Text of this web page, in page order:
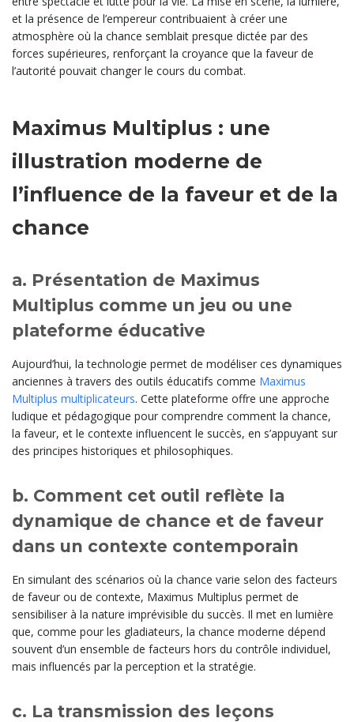
et la présence de l’empereur contribuaient à créer une
atmosphère où la chance semblait presque dictée par des
forces supérieures, renforçant la croyance que la faveur de
l’autorité pouvait changer le cours du combat.
Maximus Multiplus : une
illustration moderne de
l’influence de la faveur et de la
chance
a. Présentation de Maximus
Multiplus comme un jeu ou une
plateforme éducative
Aujourd’hui, la technologie permet de modéliser ces dynamiques
anciennes à travers des outils éducatifs comme Maximus
Multiplus multiplicateurs. Cette plateforme offre une approche
ludique et pédagogique pour comprendre comment la chance,
la faveur, et le contexte influencent le succès, en s’appuyant sur
des principes historiques et philosophiques.
b. Comment cet outil reflète la
dynamique de chance et de faveur
dans un contexte contemporain
En simulant des scénarios où la chance varie selon des facteurs
de faveur ou de contexte, Maximus Multiplus permet de
sensibiliser à la nature imprévisible du succès. Il met en lumière
que, comme pour les gladiateurs, la chance moderne dépend
souvent d’un ensemble de facteurs hors du contrôle individuel,
mais influencés par la perception et la stratégie.
c. La transmission des leçons